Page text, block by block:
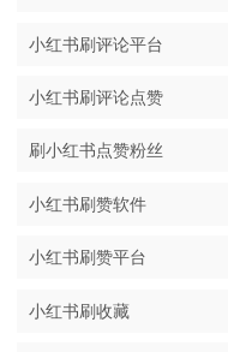
小红书刷评论平台
小红书刷评论点赞
刷小红书点赞粉丝
小红书刷赞软件
小红书刷赞平台
小红书刷收藏